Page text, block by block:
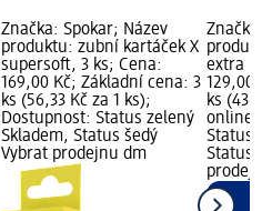
Značka: Spokar; Název
produktu: zubní kartáček X
supersoft, 3 ks; Cena:
169,00 Kč; Základní cena: 3
ks (56,33 Kč za 1 ks);
Dostupnost: Status zelený
Skladem, Status šedý
Vybrat prodejnu dm
Značka:
extra
129,00
ks
online
Status
Status